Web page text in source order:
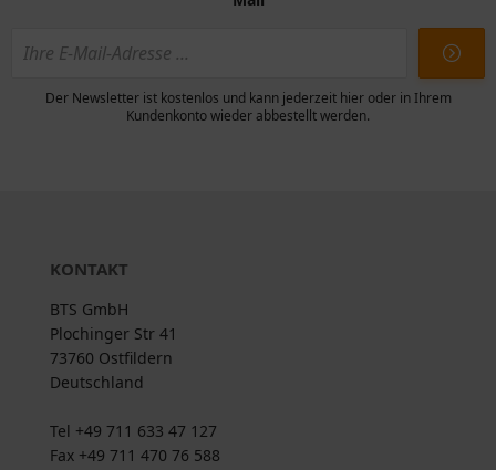
Der Newsletter ist kostenlos und kann jederzeit hier oder in Ihrem
Kundenkonto wieder abbestellt werden.
KONTAKT
BTS GmbH
Plochinger Str 41
73760 Ostfildern
Deutschland
Tel +49 711 633 47 127
Fax +49 711 470 76 588